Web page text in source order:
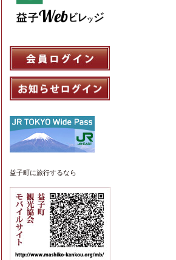
益子町 に旅行するなら